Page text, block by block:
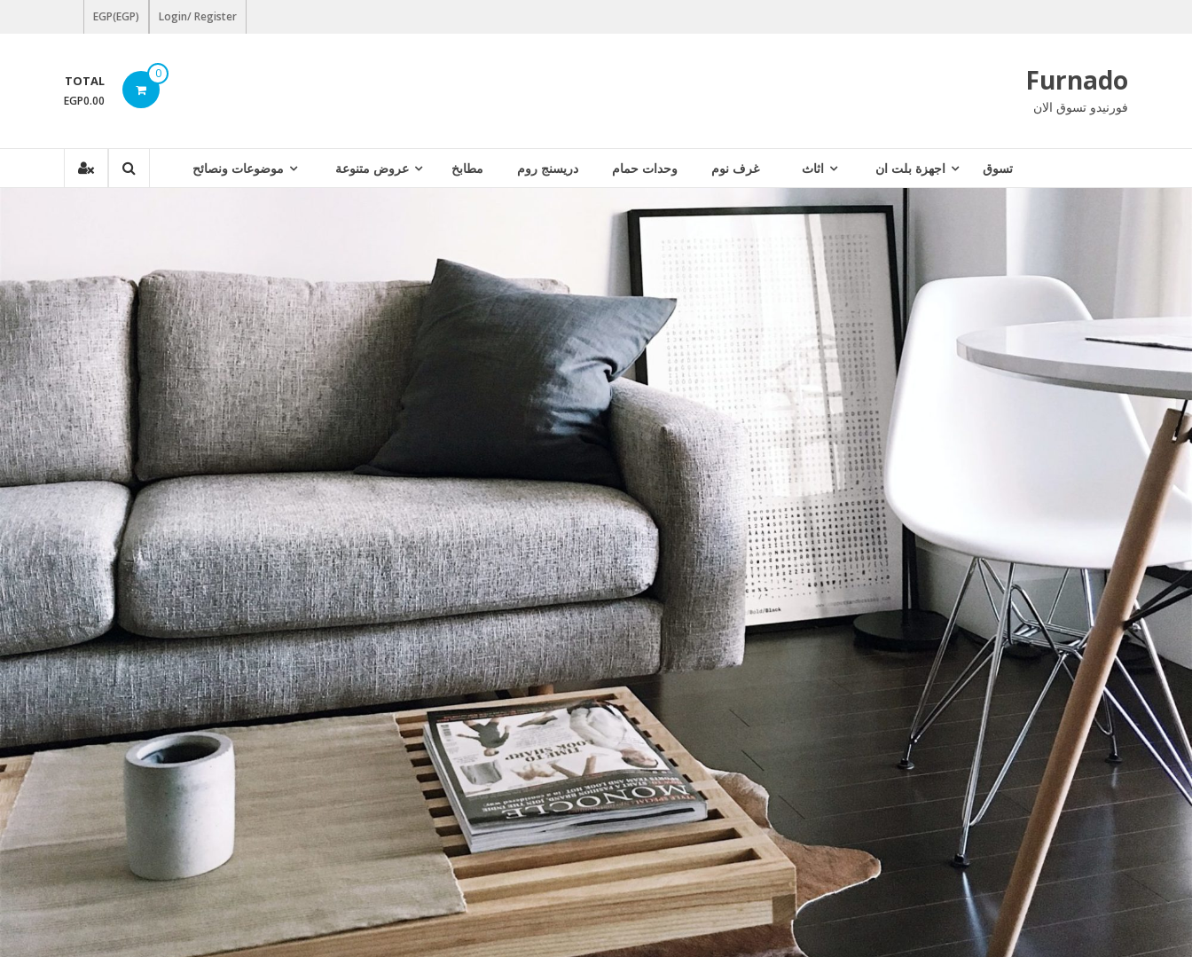
Login/ Register
EGP(EGP)
Furnado
فورنيدو تسوق الان
0
TOTAL
EGP0.00
تسوق اجهزة بلت ان اثاث غرف نوم وحدات حمام دريسنج روم مطابخ عروض متنوعة موضوعات ونصائح